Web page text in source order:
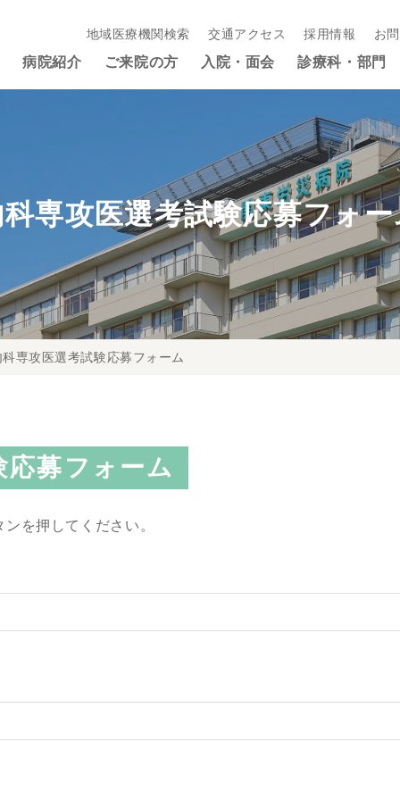
地域医療機関検索 交通アクセス 採用情報 お
病院紹介 ご来院の方 入院・面会 診療科・部門
専攻医選考試験応募フォ
科専攻医選考試験応募フォーム
応募フォーム
を押してください。